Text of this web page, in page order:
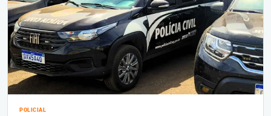
POLICIAL